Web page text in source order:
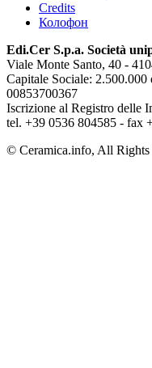
Credits
Колофон
Edi.Cer S.p.a. Società
Viale Monte Santo, 40 -
Capitale Sociale:
00853700367
Iscrizione al Registro delle
tel. +39 0536 804585 - fax
© Ceramica.info, All Rights